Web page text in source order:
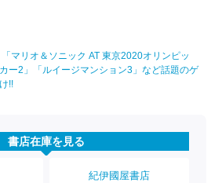
「マリオ＆ソニック AT 東京2020オリンピッ
ー2」「ルイージマンション3」など話題のゲ
!!
書店在庫を見る
紀伊國屋書店